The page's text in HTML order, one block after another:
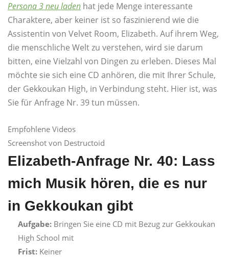
Persona 3 neu laden hat jede Menge interessante
Charaktere, aber keiner ist so faszinierend wie die
Assistentin von Velvet Room, Elizabeth. Auf ihrem Weg,
die menschliche Welt zu verstehen, wird sie darum
bitten, eine Vielzahl von Dingen zu erleben. Dieses Mal
möchte sie sich eine CD anhören, die mit Ihrer Schule,
der Gekkoukan High, in Verbindung steht. Hier ist, was
Sie für Anfrage Nr. 39 tun müssen.
Empfohlene Videos
Screenshot von Destructoid
Elizabeth-Anfrage Nr. 40: Lass
mich Musik hören, die es nur
in Gekkoukan gibt
Aufgabe: Bringen Sie eine CD mit Bezug zur Gekkoukan
High School mit
Frist: Keiner